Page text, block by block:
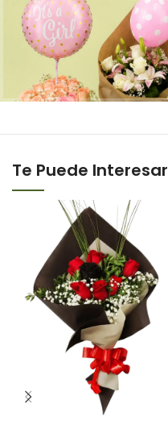
Te Puede Interesar